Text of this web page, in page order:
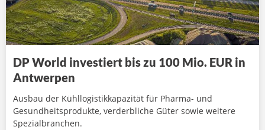
DP World investiert bis zu 100 Mio. EUR in
Antwerpen
Ausbau der Kühllogistikkapazität für Pharma- und
Gesundheitsprodukte, verderbliche Güter sowie weitere
Spezialbranchen.